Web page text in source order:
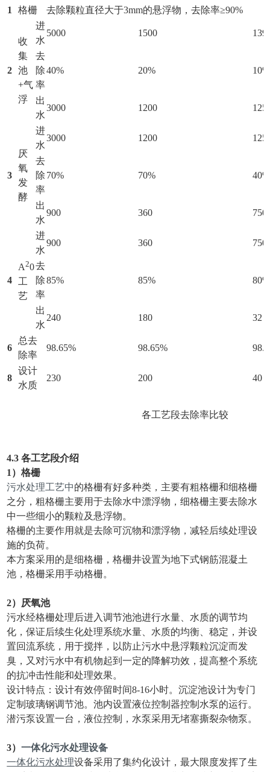
1
格栅 去除颗粒直径大于3mm的悬浮物，去除率≥90%
2
收
集
池
+气
浮
进
水
5000 1500
去
除
率
40% 20% 10%
出
水
3000 1200
3
厌
氧
发
酵
进
水
3000 1200
去
除
率
70% 70% 40%
出
水
900 360
4
A20
工
艺
进
水
900 360
去
除
率
85% 85% 80%
出
水
240 180 32
6
总去
除率
98.65% 98.65%
8
设计
水质
230 200 40
各工艺段去除率比较
4.3 各工艺段介绍
1）格栅
污水处理工艺中的格栅有好多种类，主要有粗格栅和细格栅
之分，粗格栅主要用于去除水中漂浮物，细格栅主要去除水
中一些细小的颗粒及悬浮物。
格栅的主要作用就是去除可沉物和漂浮物，减轻后续处理设
施的负荷。
本方案采用的是细格栅，格栅井设置为地下式钢筋混凝土
池，格栅采用手动格栅。
2）
厌氧池
污水经格栅处理后进入调节池池进行水量、水质的调节均
化，保证后续生化处理系统水量、水质的均衡、稳定，并设
置回流系统，用于搅拌，以防止污水中悬浮颗粒沉淀而发
臭，又对污水中有机物起到一定的降解功效，提高整个系统
的抗冲击性能和处理效果。
设计特点：设计有效停留时间8-16小时。沉淀池设计为专门
定制玻璃钢调节池。池内设置液位控制器控制水泵的运行。
潜污泵设置一台，液位控制，水泵采用无堵塞撕裂杂物泵。
3）一体化污水处理设备
一体化污水处理设备采用了集约化设计，最大限度发挥了生